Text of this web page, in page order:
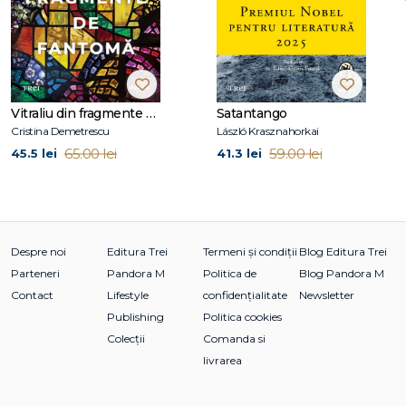
Hoţul de umbre
Şi dacă aş mai trăi o dată
Vitraliu din fragmente de fantomă
Cristina Demetrescu
45.5 lei 65.00 lei
Satantango
László Krasznahorkai
41.3 lei 59.00 lei
Despre noi
Parteneri
Contact
Editura Trei
Pandora M
Lifestyle
Publishing
Colecții
Termeni și condiții
Politica de
confidențialitate
Politica cookies
Comanda si
livrarea
Blog Editura Trei
Blog Pandora M
Newsletter